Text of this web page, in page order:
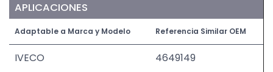
APLICACIONES
Adaptable a Marca y Modelo Referencia Similar OEM
IVECO 4649149